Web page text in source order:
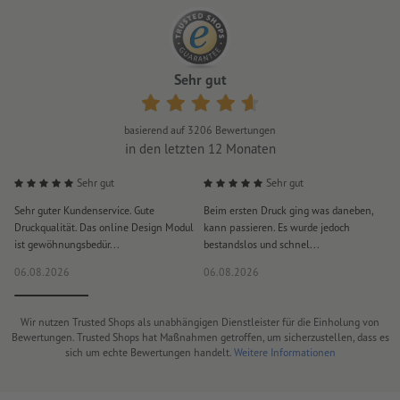
Sehr gut
basierend auf 3206 Bewertungen
in den letzten 12 Monaten
Sehr gut
Sehr guter Kundenservice. Gute
Druckqualität. Das online Design Modul
ist gewöhnungsbedür...
06.08.2026
Sehr gut
Beim ersten Druck ging was daneben,
kann passieren. Es wurde jedoch
bestandslos und schnel...
06.08.2026
Wir nutzen Trusted Shops als unabhängigen Dienstleister für die Einholung von
Bewertungen. Trusted Shops hat Maßnahmen getroffen, um sicherzustellen, dass es
sich um echte Bewertungen handelt. Weitere Informationen